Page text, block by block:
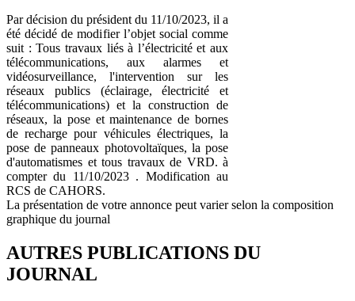
Par décision du président du 11/10/2023, il a
été décidé de modifier l’objet social comme
suit : Tous travaux liés à l’électricité et aux
télécommunications, aux alarmes et
vidéosurveillance, l'intervention sur les
réseaux publics (éclairage, électricité et
télécommunications) et la construction de
réseaux, la pose et maintenance de bornes
de recharge pour véhicules électriques, la
pose de panneaux photovoltaïques, la pose
d'automatismes et tous travaux de VRD. à
compter du 11/10/2023 . Modification au
RCS de CAHORS.
La présentation de votre annonce peut varier selon la composition
graphique du journal
AUTRES PUBLICATIONS DU
JOURNAL